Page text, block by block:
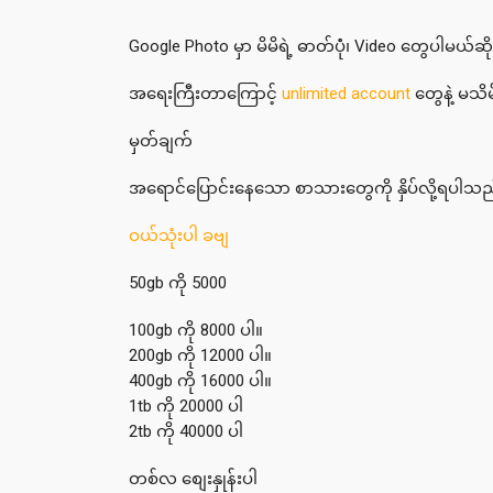
Google Photo မှာ မိမိရဲ့ ဓာတ်ပုံံ၊ Video တွေပါမယ်ဆို
အရေးကြီးတာကြောင့် unlimited account တွေနဲ့ မသိမ်
မှတ်ချက်
အရောင်ပြောင်းနေသော စာသားတွေကို နှိပ်လို့ရပါသ
ဝယ်သုံးပါ ခဗျ
50gb ကို 5000
100gb ကို 8000 ပါ။
200gb ကို 12000 ပါ။
400gb ကို 16000 ပါ။
1tb ကို 20000 ပါ
2tb ကို 40000 ပါ
တစ်လ စျေးနှုန်းပါ